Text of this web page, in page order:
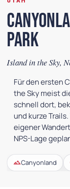
Park
Island in the Sky,
Für den ersten
the Sky meist
schnell dort,
und kurze
eigener
NPS-Lage
landscapeCanyonland